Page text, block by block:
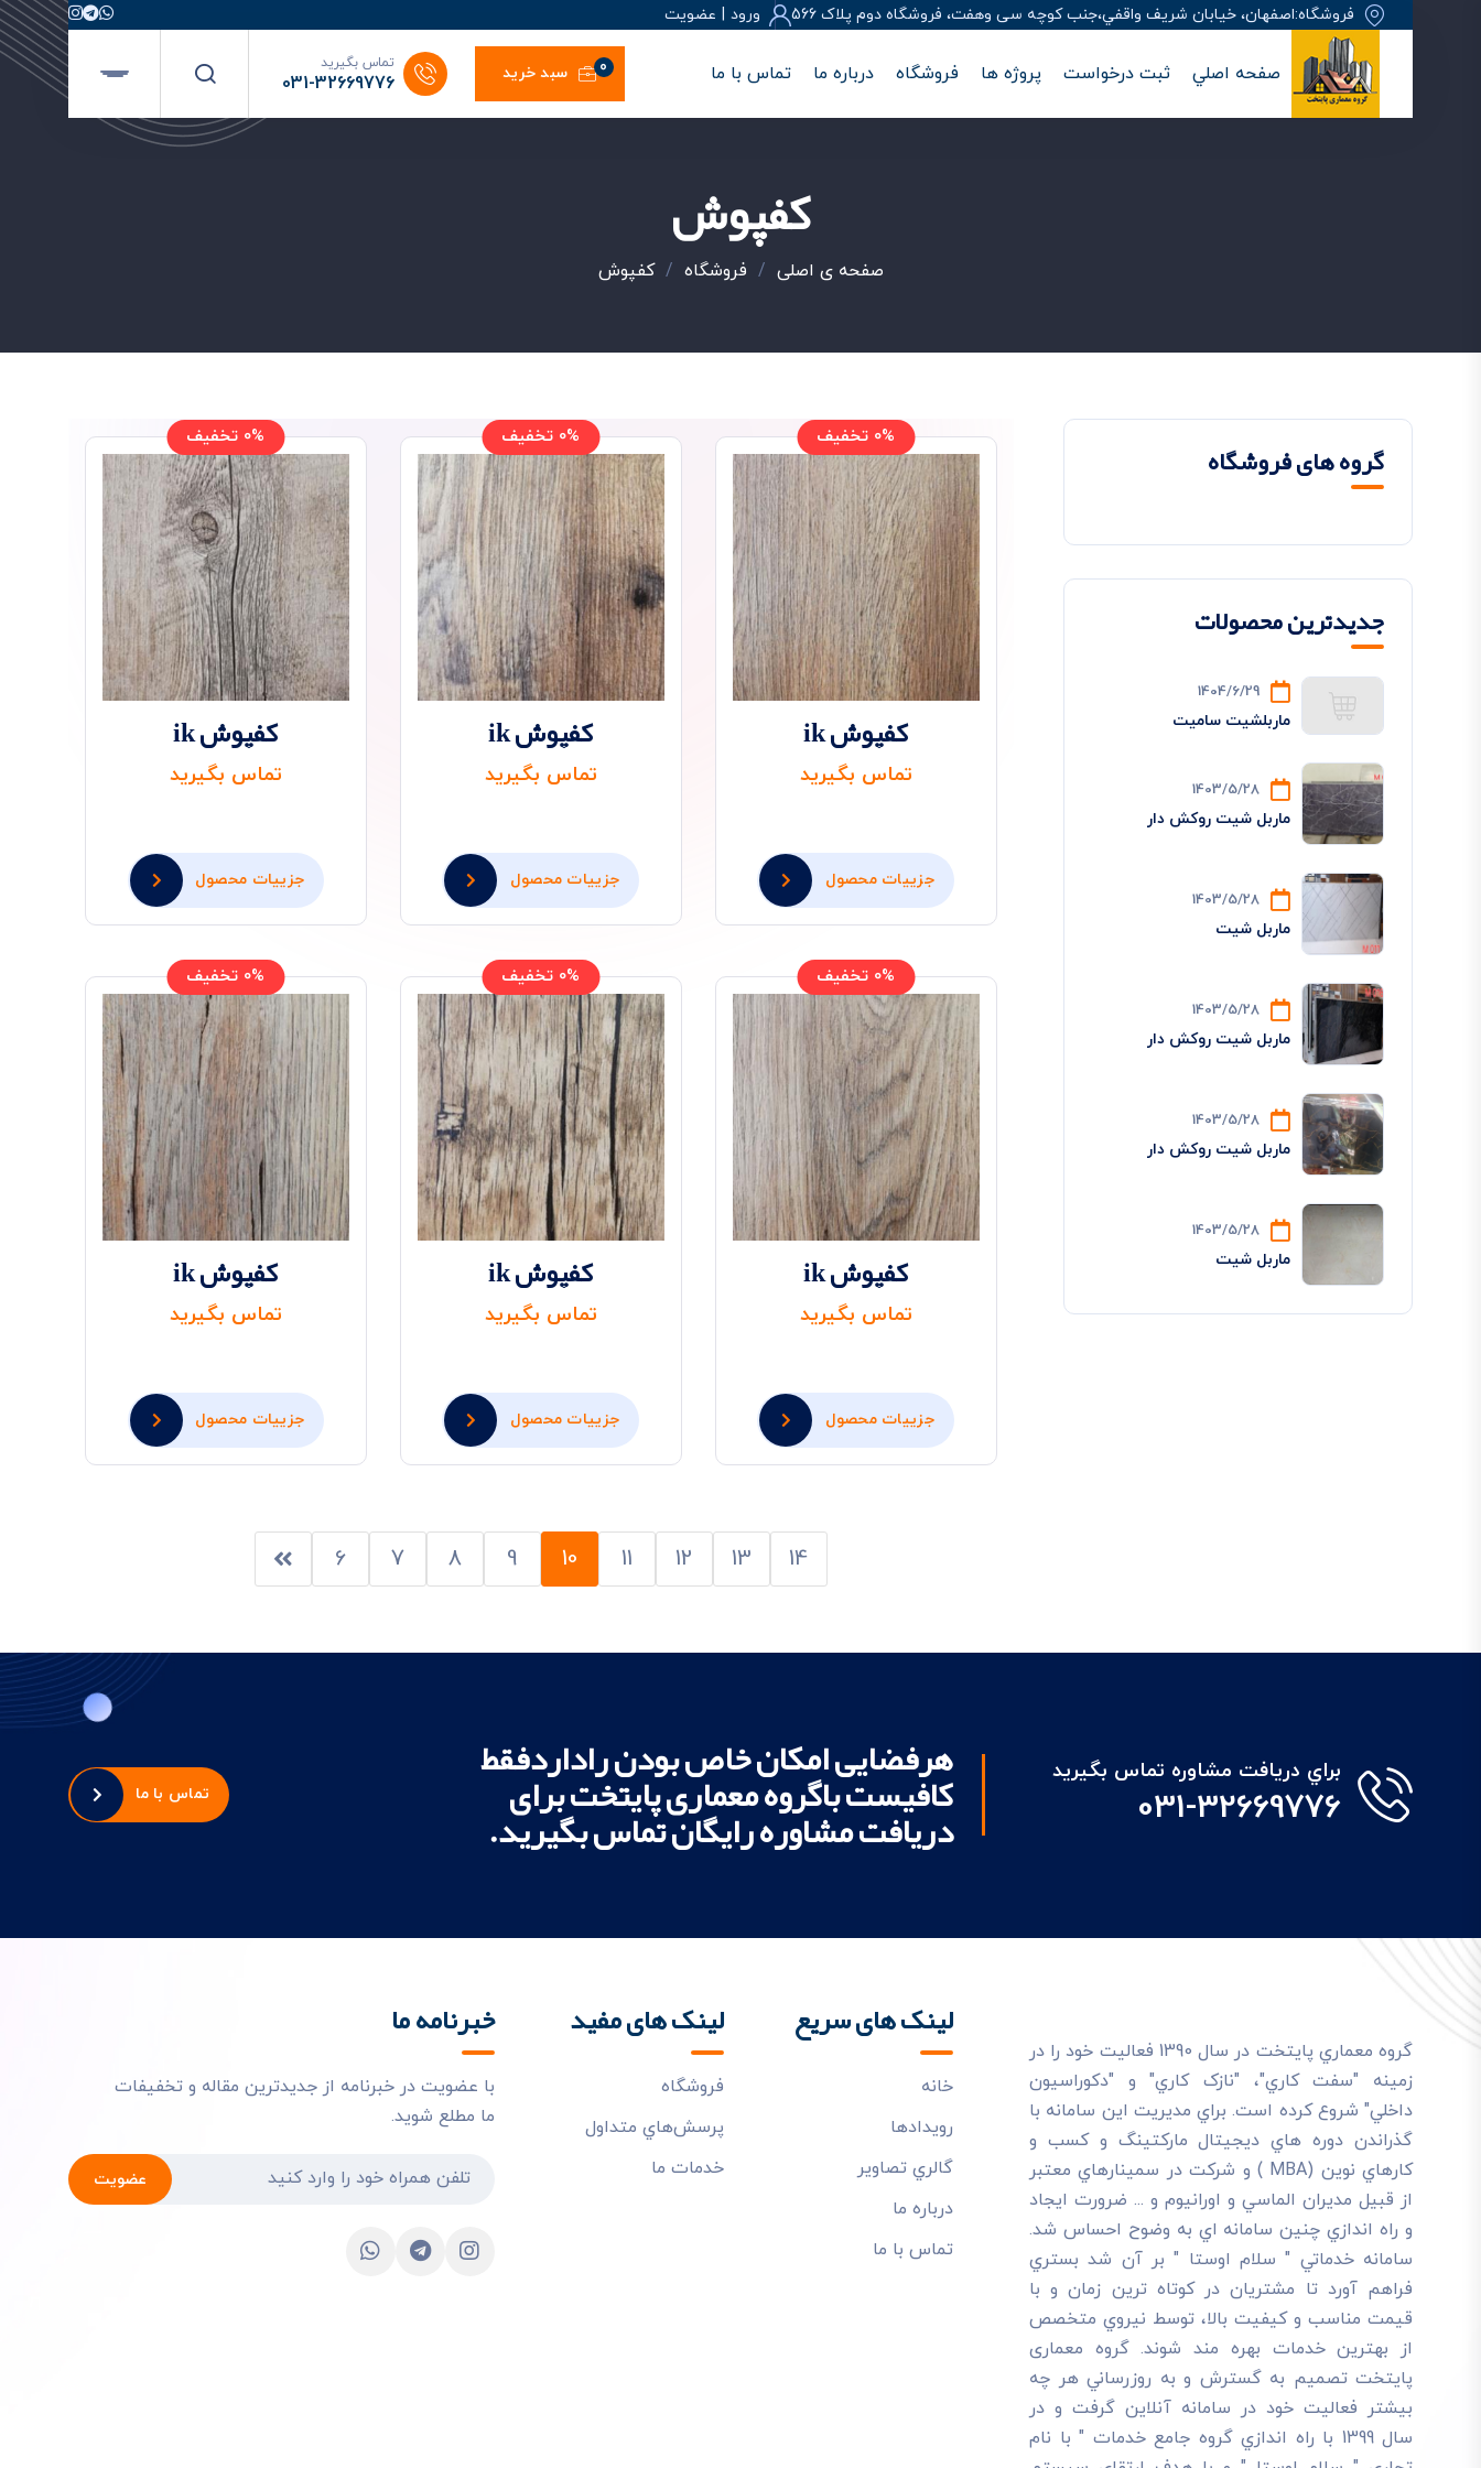
فروشگاه:اصفهان، خيابان شريف واقفي،جنب کوچه سی وهفت، فروشگاه دوم پلاک 566 ورود | عضويت
صفحه اصلي ثبت درخواست پروژه ها فروشگاه درباره ما تماس با ما سبد خرید 0 تماس بگیرید
031-32669776
کفپوش
صفحه ی اصلی / فروشگاه /کفپوش
گروه های فروشگاه
جدیدترین محصولات
1404/6/29
ماربلشیت سامیت
1403/5/28
ماربل شیت روکش دار
1403/5/28
ماربل شیت
1403/5/28
ماربل شیت روکش دار
1403/5/28
ماربل شیت روکش دار
1403/5/28
ماربل شیت
0% تخفیف
کفپوش ik
تماس بگیرید
جزییات محصول
0% تخفیف
کفپوش ik
تماس بگیرید
جزییات محصول
0% تخفیف
کفپوش ik
تماس بگیرید
جزییات محصول
0% تخفیف
کفپوش ik
تماس بگیرید
جزییات محصول
0% تخفیف
کفپوش ik
تماس بگیرید
جزییات محصول
0% تخفیف
کفپوش ik
تماس بگیرید
جزییات محصول
6 7 8 9 10 11 12 13 14
براي دريافت مشاوره تماس بگيريد
031-32669776
هرفضایی امکان خاص بودن راداردفقط
کافیست باگروه معماری پایتخت برای
دریافت مشاوره رایگان تماس بگیرید.
تماس با ما
گروه معماري پايتخت در سال 1390 فعاليت خود را در
زمينه "سفت کاري"، "نازک کاري" و "دکوراسيون
داخلي" شروع کرده است. براي مديريت اين سامانه با
گذراندن دوره هاي ديجيتال مارکتينگ و کسب و
کارهاي نوين (MBA ) و شرکت در سمينارهاي معتبر
از قبيل مديران الماسي و اورانيوم و ... ضرورت ايجاد
و راه اندازي چنين سامانه اي به وضوح احساس شد.
سامانه خدماتي " سلام اوستا " بر آن شد بستري
فراهم آورد تا مشتريان در کوتاه ترين زمان و با
قيمت مناسب و کيفيت بالا، توسط نيروي متخصص
از بهترين خدمات بهره مند شوند. گروه معماری
پایتخت تصميم به گسترش و به روزرساني هر چه
بيشتر فعاليت خود در سامانه آنلاين گرفت و در
سال 1399 با راه اندازي گروه جامع خدمات " با نام
لینک های سریع
خانه
رويدادها
گالري تصاوير
درباره ما
تماس با ما
لینک های مفید
فروشگاه
پرسش‌هاي متداول
خدمات ما
خبرنامه ما
با عضویت در خبرنامه از جدیدترین مقاله و تخفیفات
ما مطلع شوید.
عضویت